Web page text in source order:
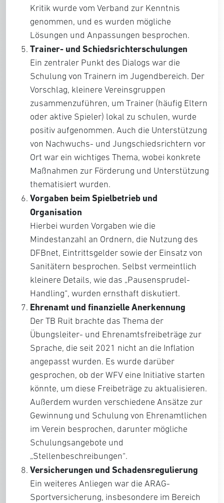
Kritik wurde vom Verband zur Kenntnis
genommen, und es wurden mögliche
Lösungen und Anpassungen besprochen.
Trainer- und Schiedsrichterschulungen
Ein zentraler Punkt des Dialogs war die
Schulung von Trainern im Jugendbereich. Der
Vorschlag, kleinere Vereinsgruppen
zusammenzuführen, um Trainer (häufig Eltern
oder aktive Spieler) lokal zu schulen, wurde
positiv aufgenommen. Auch die Unterstützung
von Nachwuchs- und Jungschiedsrichtern vor
Ort war ein wichtiges Thema, wobei konkrete
Maßnahmen zur Förderung und Unterstützung
thematisiert wurden.
Vorgaben beim Spielbetrieb und
Organisation
Hierbei wurden Vorgaben wie die
Mindestanzahl an Ordnern, die Nutzung des
DFBnet, Eintrittsgelder sowie der Einsatz von
Sanitätern besprochen. Selbst vermeintlich
kleinere Details, wie das „Pausensprudel-
Handling“, wurden ernsthaft diskutiert.
Ehrenamt und finanzielle Anerkennung
Der TB Ruit brachte das Thema der
Übungsleiter- und Ehrenamtsfreibeträge zur
Sprache, die seit 2021 nicht an die Inflation
angepasst wurden. Es wurde darüber
gesprochen, ob der WFV eine Initiative starten
könnte, um diese Freibeträge zu aktualisieren.
Außerdem wurden verschiedene Ansätze zur
Gewinnung und Schulung von Ehrenamtlichen
im Verein besprochen, darunter mögliche
Schulungsangebote und
„Stellenbeschreibungen“.
Versicherungen und Schadensregulierung
Ein weiteres Anliegen war die ARAG-
Sportversicherung, insbesondere im Bereich